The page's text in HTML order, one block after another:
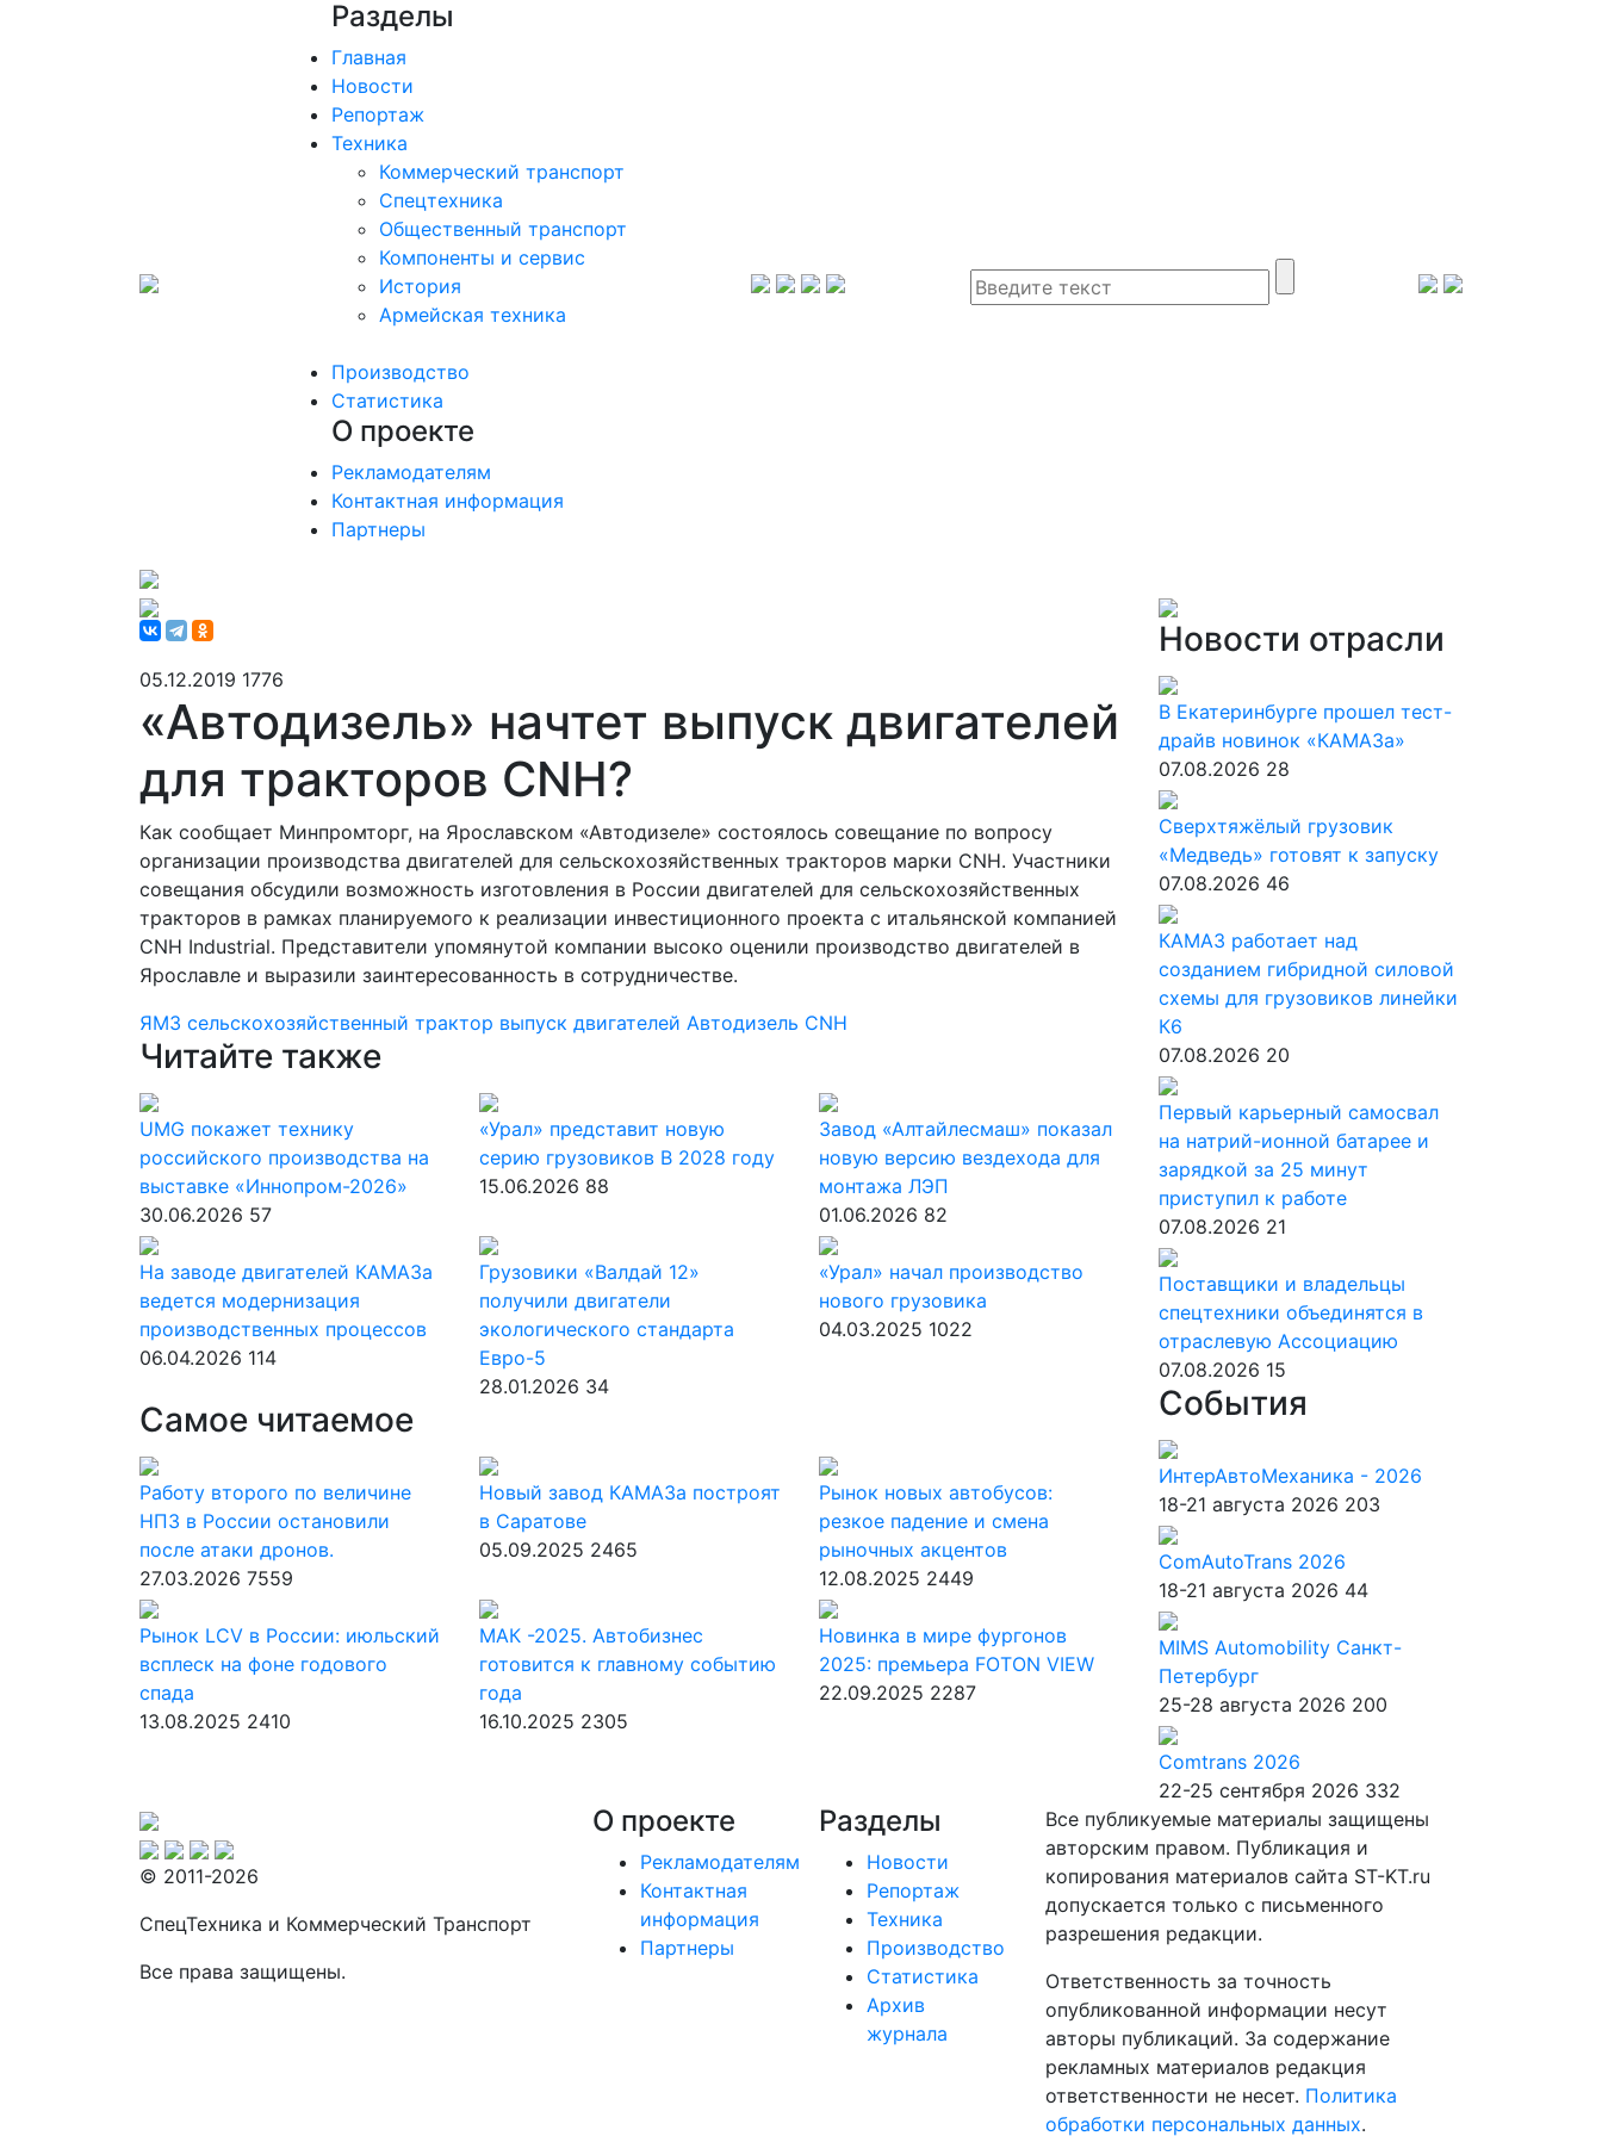
Разделы
Главная
Новости
Репортаж
Техника
Коммерческий транспорт
Спецтехника
Общественный транспорт
Компоненты и сервис
История
Армейская техника
Производство
Статистика
О проекте
Рекламодателям
Контактная информация
Партнеры
05.12.2019 1776
«Автодизель» начтет выпуск двигателей
для тракторов CNH?
Как сообщает Минпромторг, на Ярославском «Автодизеле» состоялось совещание по вопросу
организации производства двигателей для сельскохозяйственных тракторов марки CNH. Участники
совещания обсудили возможность изготовления в России двигателей для сельскохозяйственных
тракторов в рамках планируемого к реализации инвестиционного проекта с итальянской компанией
CNH Industrial. Представители упомянутой компании высоко оценили производство двигателей в
Ярославле и выразили заинтересованность в сотрудничестве.
ЯМЗ сельскохозяйственный трактор выпуск двигателей Автодизель CNH
Читайте также
UMG покажет технику
российского производства на
выставке «Иннопром-2026»
30.06.2026 57
«Урал» представит новую
серию грузовиков В 2028 году
15.06.2026 88
Завод «Алтайлесмаш» показал
новую версию вездехода для
монтажа ЛЭП
01.06.2026 82
На заводе двигателей КАМАЗа
ведется модернизация
производственных процессов
06.04.2026 114
Грузовики «Валдай 12»
получили двигатели
экологического стандарта
Евро-5
28.01.2026 34
«Урал» начал производство
нового грузовика
04.03.2025 1022
Самое читаемое
Работу второго по величине
НПЗ в России остановили
после атаки дронов.
27.03.2026 7559
Новый завод КАМАЗа построят
в Саратове
05.09.2025 2465
Рынок новых автобусов:
резкое падение и смена
рыночных акцентов
12.08.2025 2449
Рынок LCV в России: июльский
всплеск на фоне годового
спада
13.08.2025 2410
МАК -2025. Автобизнес
готовится к главному событию
года
16.10.2025 2305
Новинка в мире фургонов
2025: премьера FOTON VIEW
22.09.2025 2287
Новости отрасли
В Екатеринбурге прошел тест-
драйв новинок «КАМАЗа»
07.08.2026 28
Сверхтяжёлый грузовик
«Медведь» готовят к запуску
07.08.2026 46
КАМАЗ работает над
созданием гибридной силовой
схемы для грузовиков линейки
К6
07.08.2026 20
Первый карьерный самосвал
на натрий-ионной батарее и
зарядкой за 25 минут
приступил к работе
07.08.2026 21
Поставщики и владельцы
спецтехники объединятся в
отраслевую Ассоциацию
07.08.2026 15
События
ИнтерАвтоМеханика - 2026
18-21 августа 2026 203
ComAutoTrans 2026
18-21 августа 2026 44
MIMS Automobility Санкт-
Петербург
25-28 августа 2026 200
Comtrans 2026
22-25 сентября 2026 332
© 2011-2026
СпецТехника и Коммерческий Транспорт
Все права защищены.
О проекте
Рекламодателям
Контактная
информация
Партнеры
Разделы
Новости
Репортаж
Техника
Производство
Статистика
Архив
журнала
Все публикуемые материалы защищены
авторским правом. Публикация и
копирования материалов сайта ST-KT.ru
допускается только с письменного
разрешения редакции.
Ответственность за точность
опубликованной информации несут
авторы публикаций. За содержание
рекламных материалов редакция
ответственности не несет. Политика
обработки персональных данных.